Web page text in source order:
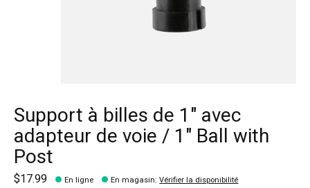
Support à billes de 1" avec
adapteur de voie / 1" Ball with
Post
$17.99 En ligne En magasin:Vérifier la disponibilité